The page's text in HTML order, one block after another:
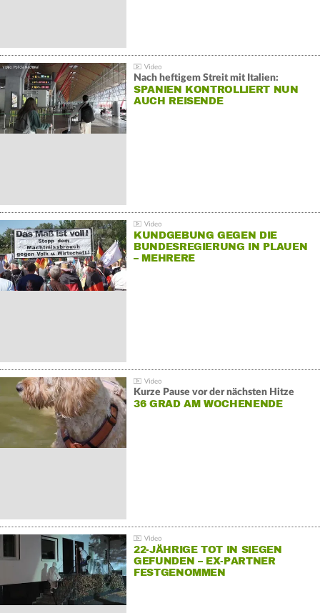
Nach heftigem Streit mit Italien:
SPANIEN KONTROLLIERT NUN
AUCH REISENDE
KUNDGEBUNG GEGEN DIE
BUNDESREGIERUNG IN PLAUEN
– MEHRERE
Kurze Pause vor der nächsten Hitze
36 GRAD AM WOCHENENDE
22-JÄHRIGE TOT IN SIEGEN
GEFUNDEN – EX-PARTNER
FESTGENOMMEN